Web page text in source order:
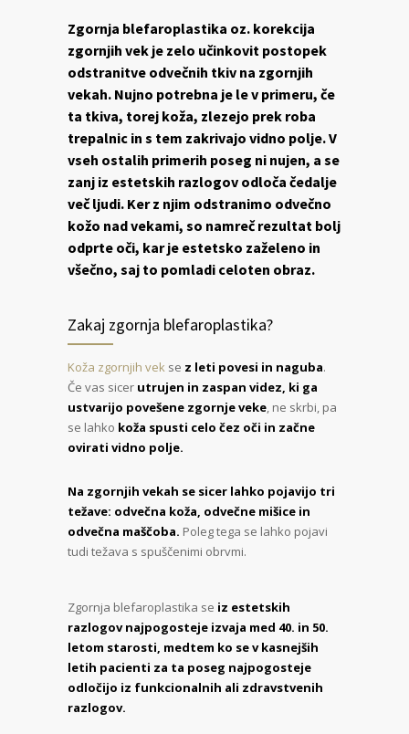
Zgornja blefaroplastika oz. korekcija
zgornjih vek je zelo učinkovit postopek
odstranitve odvečnih tkiv na zgornjih
vekah. Nujno potrebna je le v primeru, če
ta tkiva, torej koža, zlezejo prek roba
trepalnic in s tem zakrivajo vidno polje. V
vseh ostalih primerih poseg ni nujen, a se
zanj iz estetskih razlogov odloča čedalje
več ljudi. Ker z njim odstranimo odvečno
kožo nad vekami, so namreč rezultat bolj
odprte oči, kar je estetsko zaželeno in
všečno, saj to pomladi celoten obraz.
Zakaj zgornja blefaroplastika?
Koža zgornjih vek se z leti povesi in naguba.
Če vas sicer utrujen in zaspan videz, ki ga
ustvarijo povešene zgornje veke, ne skrbi, pa
se lahko koža spusti celo čez oči in začne
ovirati vidno polje.
Na zgornjih vekah se sicer lahko pojavijo tri
težave: odvečna koža, odvečne mišice in
odvečna maščoba. Poleg tega se lahko pojavi
tudi težava s spuščenimi obrvmi.
Zgornja blefaroplastika se iz estetskih
razlogov najpogosteje izvaja med 40. in 50.
letom starosti, medtem ko se v kasnejših
letih pacienti za ta poseg najpogosteje
odločijo iz funkcionalnih ali zdravstvenih
razlogov.